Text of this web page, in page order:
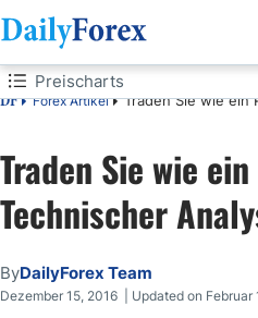
DF Forex Artikel Traden Sie wie ein
Preischarts
Technische Analyse Kombiniert mit
Analyse eines Charts
Traden Sie wie
Technischer
ByDailyForex Team
Dezember 15, 2016 | Updated on Februar